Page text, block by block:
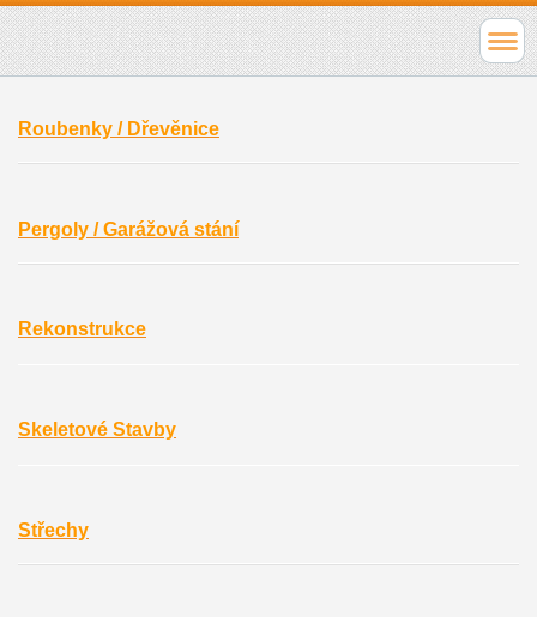
Roubenky / Dřevěnice
Pergoly / Garážová stání
Rekonstrukce
Skeletové Stavby
Střechy